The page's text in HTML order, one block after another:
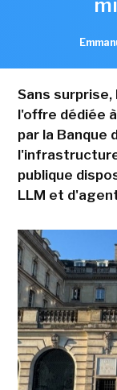
Sans
l'offre dédiée
par la Banque
l'infrastructure
publique
LLM et